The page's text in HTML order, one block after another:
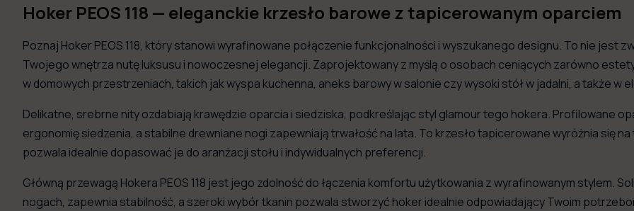
Hoker PEOS 118 — eleganckie krzesło barowe z tapicerowanym oparciem
Poznaj Hoker PEOS 118, który stanowi wyrafinowane połączenie funkcjonalności i wyszukanego designu. To nie jest
Twojego wnętrza nutę luksusu i nowoczesnej elegancji. Zaprojektowany z myślą o osobach ceniących zarówno
w domowych przestrzeniach, takich jak wyspa kuchenna, aneks barowy w salonie czy wysoki stół w jadalni, a także w
Delikatne, srebrne nity ozdabiają krawędzie oparcia i siedziska, podkreślając styl glamour tego hokera. Profilowane
ergonomię siedzenia, a stabilne drewniane nogi zapewniają trwałość na lata. To krzesło tapicerowane wyróżnia się
pozwala idealnie dopasować je do aranżacji stołu i indywidualnych preferencji.
Główną przewagą Hokera PEOS 118 jest jego zdolność do łączenia komfortu użytkowania z wyrafinowanym stylem.
nogach, zapewnia stabilność, a szeroki wybór tkanin pozwala stworzyć hoker idealnie odpowiadający Twoim